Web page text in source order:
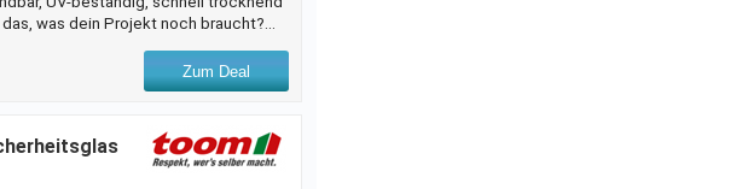
was dein Projekt noch braucht?
eine seidenmatte Oberfläche.
Zum Deal